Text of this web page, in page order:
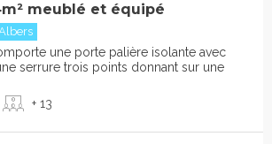
meublé et équipé
une porte palière isolante avec
serrure trois points donnant sur une
+ 13